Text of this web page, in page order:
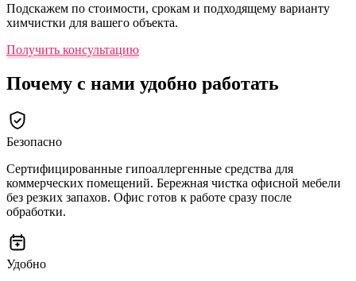
Подскажем по стоимости, срокам и подходящему варианту
химчистки для вашего объекта.
Получить консультацию
Почему с нами удобно работать
Безопасно
Сертифицированные гипоаллергенные средства для
коммерческих помещений. Бережная чистка офисной мебели
без резких запахов. Офис готов к работе сразу после
обработки.
Удобно